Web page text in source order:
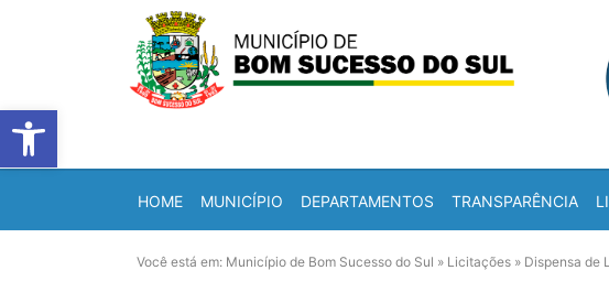
Barra de Ferramentas Aberta
HOME MUNICÍPIO DEPARTAMENTOS TRANSPARÊNCIA
Você está em: Município de Bom Sucesso do Sul » Licitações » Dispensa de